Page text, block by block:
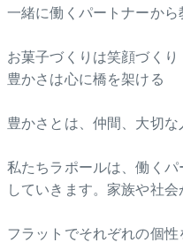
一緒に働くパートナーから
お菓子づくりは笑顔づくり
豊かさは心に橋を架ける
豊かさとは、仲間、大切
私たちラポールは、働く
していきます。家族や社
フラットでそれぞれの個